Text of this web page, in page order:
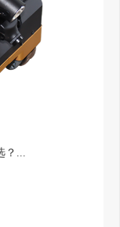
...